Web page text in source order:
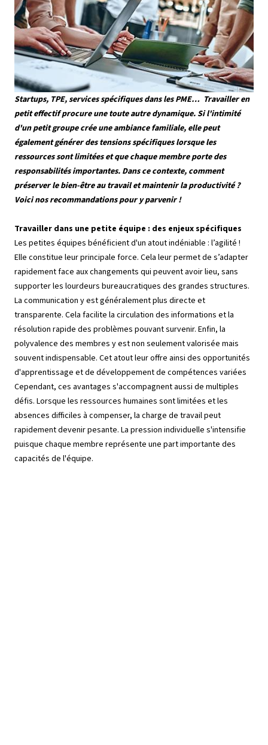
Startups, TPE, services spécifiques dans les PME… Travailler en
petit effectif procure une toute autre dynamique. Si l'intimité
d'un petit groupe crée une ambiance familiale, elle peut
également générer des tensions spécifiques lorsque les
ressources sont limitées et que chaque membre porte des
responsabilités importantes. Dans ce contexte, comment
préserver le bien-être au travail et maintenir la productivité ?
Voici nos recommandations pour y parvenir !
Travailler dans une petite équipe : des enjeux spécifiques
Les petites équipes bénéficient d'un atout indéniable : l’agilité !
Elle constitue leur principale force. Cela leur permet de s’adapter
rapidement face aux changements qui peuvent avoir lieu, sans
supporter les lourdeurs bureaucratiques des grandes structures.
La communication y est généralement plus directe et
transparente. Cela facilite la circulation des informations et la
résolution rapide des problèmes pouvant survenir. Enfin, la
polyvalence des membres y est non seulement valorisée mais
souvent indispensable. Cet atout leur offre ainsi des opportunités
d'apprentissage et de développement de compétences variées
Cependant, ces avantages s'accompagnent aussi de multiples
défis. Lorsque les ressources humaines sont limitées et les
absences difficiles à compenser, la charge de travail peut
rapidement devenir pesante. La pression individuelle s'intensifie
puisque chaque membre représente une part importante des
capacités de l'équipe.